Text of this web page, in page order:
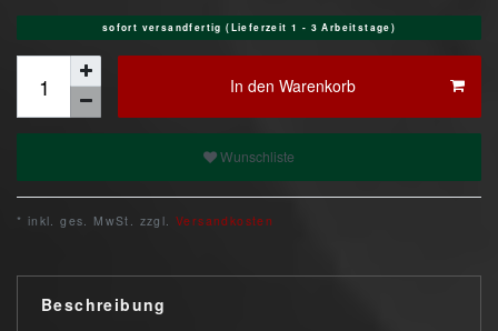
sofort versandfertig (Lieferzeit 1 - 3 Arbeitstage)
In den Warenkorb
Wunschliste
* inkl. ges. MwSt. zzgl. Versandkosten
Beschreibung